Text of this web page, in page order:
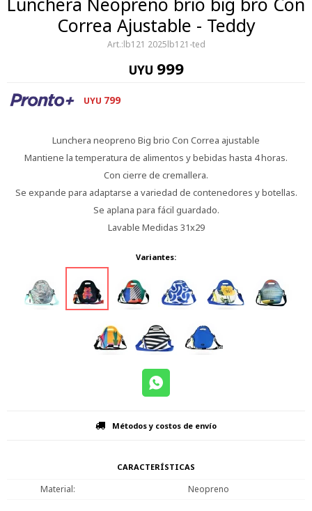
Correa Ajustable - Teddy
lb121 2025lb121-ted
UYU 999
UYU 799
Lunchera neopreno Big brio Con Correa ajustable
Mantiene la temperatura de alimentos y bebidas hasta 4 horas.
Con cierre de cremallera.
Se expande para adaptarse a variedad de contenedores y botellas.
Se aplana para fácil guardado.
Lavable Medidas 31x29
Variantes:
Métodos y costos de envío
CARACTERÍSTICAS
Material Neopreno